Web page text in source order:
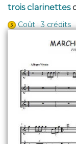
trois clarinettes
Coût : 3 crédits